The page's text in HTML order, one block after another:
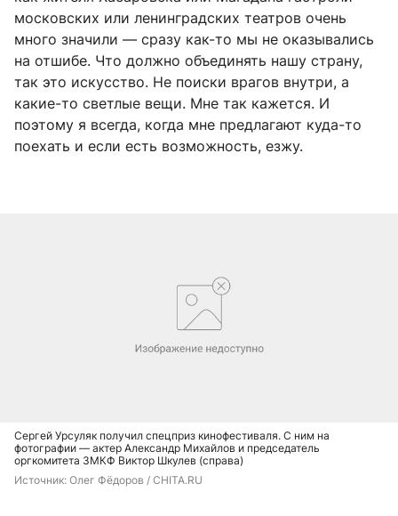
московских или ленинградских театров очень
много значили — сразу как-то мы не оказывались
на отшибе. Что должно объединять нашу страну,
так это искусство. Не поиски врагов внутри, а
какие-то светлые вещи. Мне так кажется. И
поэтому я всегда, когда мне предлагают куда-то
поехать и если есть возможность, езжу.
Сергей Урсуляк получил спецприз кинофестиваля. С ним на
фотографии — актер Александр Михайлов и председатель
оргкомитета ЗМКФ Виктор Шкулев (справа)
Источник: Олег Фёдоров / CHITA.RU